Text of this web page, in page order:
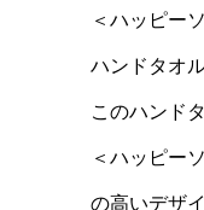
＜ハッピー
ハンドタオル
このハンド
＜ハッピー
の高いデザ